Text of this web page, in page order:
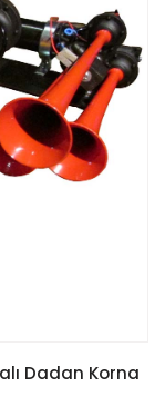
Dadan Korna